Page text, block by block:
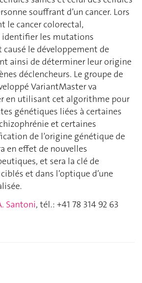
souffrant d’un cancer. Lors
le cancer colorectal,
identifier les mutations
le développement de
ainsi de déterminer leur origine
déclencheurs. Le groupe de
VariantMaster va
en utilisant cet algorithme pour
génétiques liées à certaines
et certaines
de l’origine génétique de
en effet de nouvelles
et sera la clé de
et dans l’optique d’une
Santoni, tél.: +41 78 314 92 63